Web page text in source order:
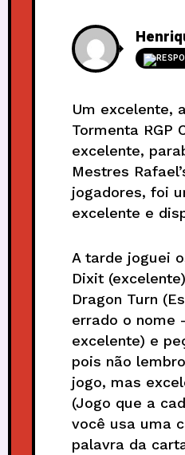
Um excelente,
Tormenta RGP
excelente,
Mestres
jogadores, foi
excelente e
A tarde joguei
Dixit
Dragon Turn
errado o nome
excelente) e
pois não
jogo, mas
(Jogo que a
você usa uma
palavra da